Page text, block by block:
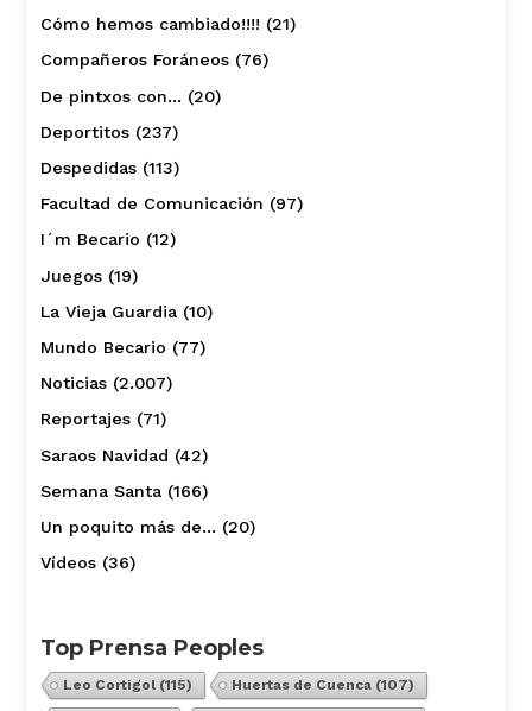
Cómo hemos cambiado!!!! (21)
Compañeros Foráneos(76)
De pintxos con… (20)
Deportitos(237)
Despedidas(113)
Facultad de Comunicación (97)
I´m Becario (12)
Juegos(19)
La Vieja Guardia(10)
Mundo Becario (77)
Noticias(2.007)
Reportajes(71)
Saraos Navidad (42)
Semana Santa(166)
Un poquito más de… (20)
Vídeos(36)
Top Prensa Peoples
Leo Cortigol(115) Huertas de Cuenca(107)